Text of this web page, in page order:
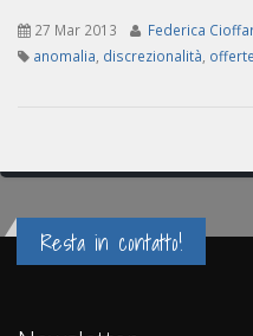
27 Mar 2013
Federica
anomalia discrezionalità
Resta in contatto!